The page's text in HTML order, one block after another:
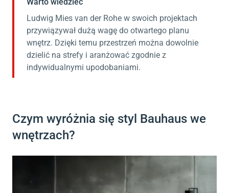
Ludwig Mies van der Rohe w swoich projektach
przywiązywał dużą wagę do otwartego planu
wnętrz. Dzięki temu przestrzeń można dowolnie
dzielić na strefy i aranżować zgodnie z
indywidualnymi upodobaniami.
Czym wyróżnia się styl Bauhaus we
wnętrzach?